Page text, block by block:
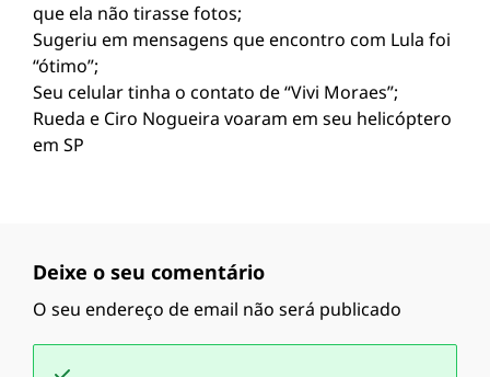
que ela não tirasse fotos;
Sugeriu em mensagens que encontro com Lula foi
“ótimo”;
Seu celular tinha o contato de “Vivi Moraes”;
Rueda e Ciro Nogueira voaram em seu helicóptero
em SP
Deixe o seu comentário
O seu endereço de email não será publicado